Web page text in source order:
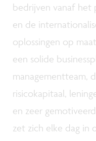
bedrijven vanaf het
en de
oplossingen op
een solide
managementteam,
risicokapitaal,
en zeer
zet zich elke dag in